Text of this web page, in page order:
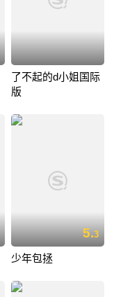
了不起的d小姐国际
版
5.3
少年包拯